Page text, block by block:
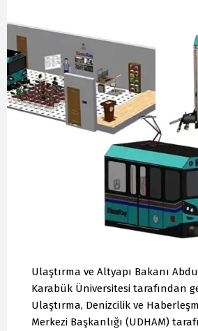
Ulaştırma ve Altyapı Bakanı
Karabük Üniversitesi tarafından
Ulaştırma, Denizcilik ve
Merkezi Başkanlığı (UDHAM)